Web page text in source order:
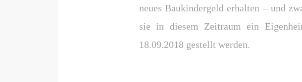
neues Baukindergeld erhalten – und
sie in diesem Zeitraum ein
18.09.2018 gestellt werden.